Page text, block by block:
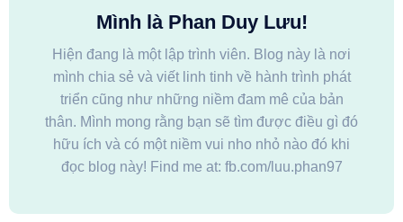
Mình là Phan Duy Lưu!
Hiện đang là một lập trình viên. Blog này là nơi
mình chia sẻ và viết linh tinh về hành trình phát
triển cũng như những niềm đam mê của bản
thân. Mình mong rằng bạn sẽ tìm được điều gì đó
hữu ích và có một niềm vui nho nhỏ nào đó khi
đọc blog này! Find me at: fb.com/luu.phan97